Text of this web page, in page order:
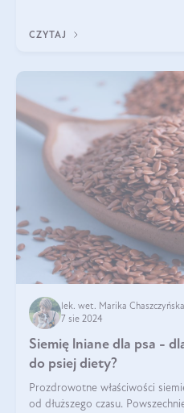
CZYTAJ
lek. wet. Marika Chaszczyńska
7 sie 2024
Siemię lniane dla psa -
do psiej diety?
Prozdrowotne właściwości
od dłuższego czasu.